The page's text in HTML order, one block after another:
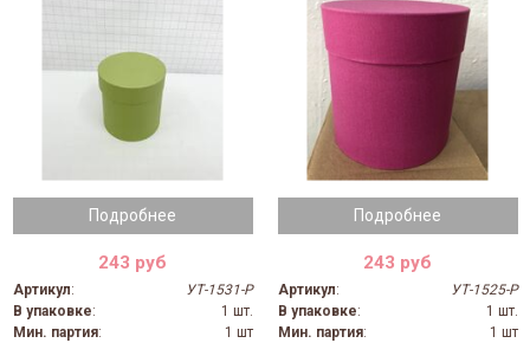
Подробнее
243 руб
Артикул:
УТ-1531-Р
В упаковке:
1 шт.
Мин. партия:
1 шт
Подробнее
243 руб
Артикул:
УТ-1525-Р
В упаковке:
1 шт.
Мин. партия:
1 шт